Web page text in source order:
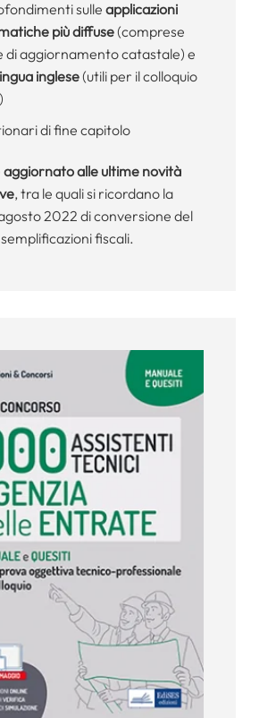
sulle applicazioni
più diffuse(comprese
di aggiornamento catastale) e
inglese(utili per il colloquio
di fine capitolo
aggiornato alle ultime novità
, tra le quali si ricordano la
2022 di conversione del
fiscali.